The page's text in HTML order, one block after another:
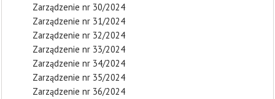
Zarządzenie nr 30/2024
Zarządzenie nr 31/2024
Zarządzenie nr 32/2024
Zarządzenie nr 33/2024
Zarządzenie nr 34/2024
Zarządzenie nr 35/2024
Zarządzenie nr 36/2024